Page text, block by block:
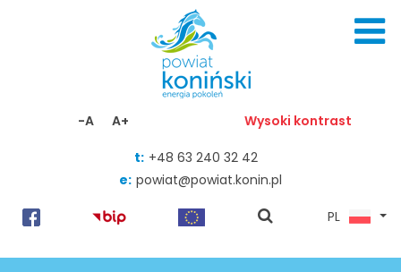
-A A+ Wysoki kontrast
t: +48 63 240 32 42
e: powiat@powiat.konin.pl
pokaż
PL